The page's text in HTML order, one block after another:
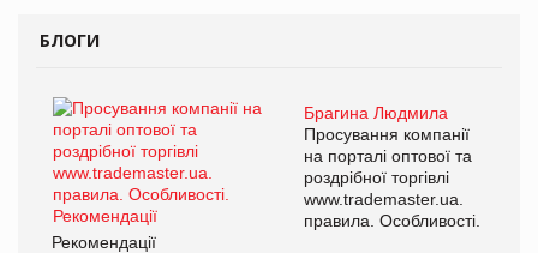
БЛОГИ
Брагина Людмила
Просування компанії
на порталі оптової та
роздрібної торгівлі
www.trademaster.ua.
правила. Особливості.
Рекомендації